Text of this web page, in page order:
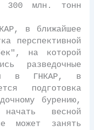
300 млн. тонн
в ближайшее
перспективной
на которой
разведочные
в ГНКАР, в
подготовка
бурению,
весной
может занять